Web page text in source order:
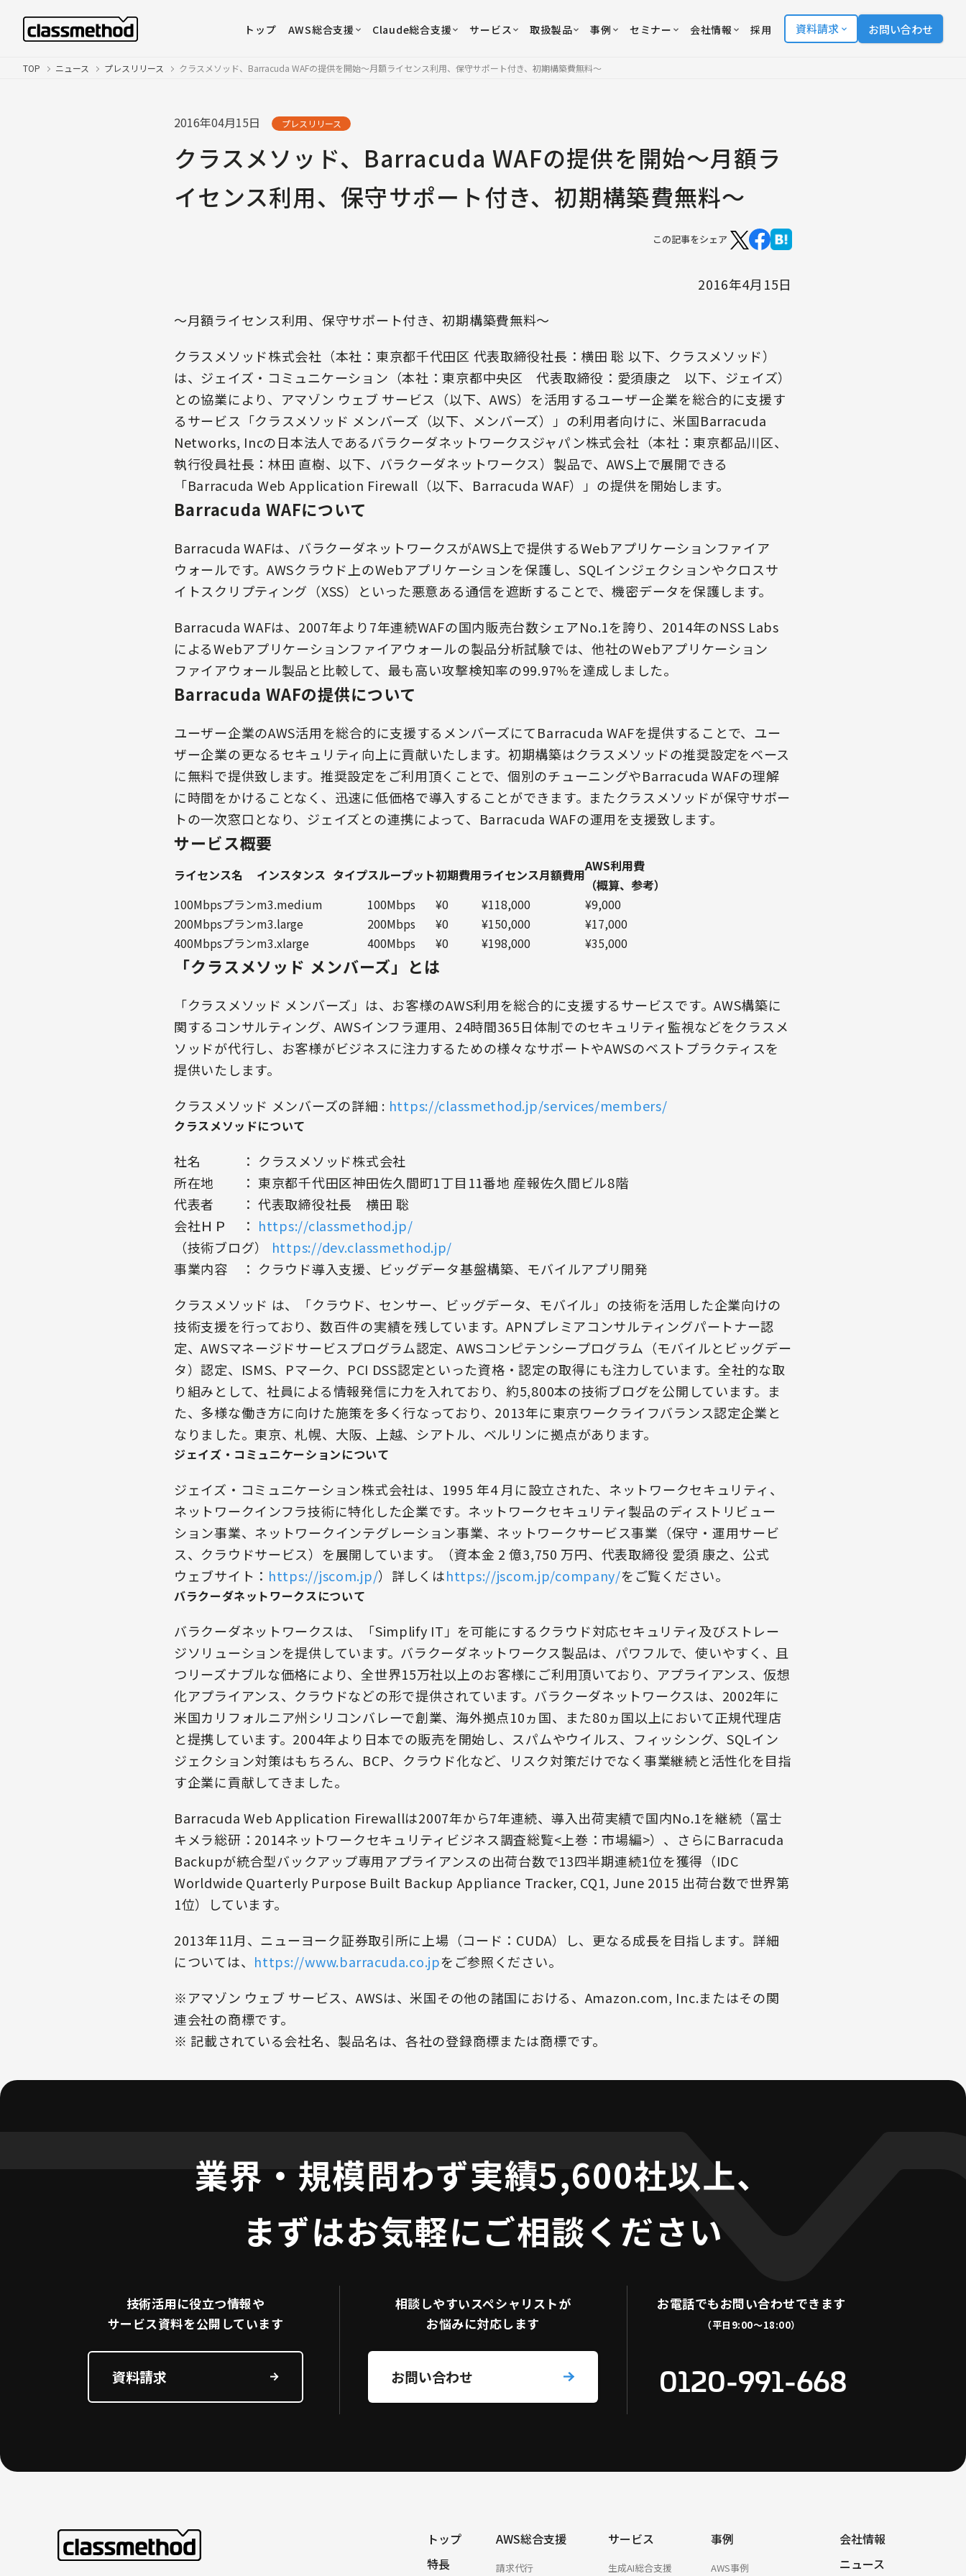
トップ AWS総合支援 Claude総合支援 サービス 取扱製品 事例 セミナー 会社情報 採用 資料請求 お問い合わせ
TOP ニュース プレスリリース クラスメソッド、Barracuda WAFの提供を開始〜月額ライセンス利用、保守サポート付き、初期構築費無料〜
2016年04月15日 プレスリリース
クラスメソッド、Barracuda WAFの提供を開始〜月額ラ
イセンス利用、保守サポート付き、初期構築費無料〜
この記事をシェア
2016年4月15日
〜月額ライセンス利用、保守サポート付き、初期構築費無料〜
クラスメソッド株式会社（本社：東京都千代田区 代表取締役社長：横田 聡 以下、クラスメソッド）
は、ジェイズ・コミュニケーション（本社：東京都中央区 代表取締役：愛須康之 以下、ジェイズ）
との協業により、アマゾン ウェブ サービス（以下、AWS）を活用するユーザー企業を総合的に支援す
るサービス「クラスメソッド メンバーズ（以下、メンバーズ）」の利用者向けに、米国Barracuda
Networks, Incの日本法人であるバラクーダネットワークスジャパン株式会社（本社：東京都品川区、
執行役員社長：林田 直樹、以下、バラクーダネットワークス）製品で、AWS上で展開できる
「Barracuda Web Application Firewall（以下、Barracuda WAF）」の提供を開始します。
Barracuda WAFについて
Barracuda WAFは、バラクーダネットワークスがAWS上で提供するWebアプリケーションファイア
ウォールです。AWSクラウド上のWebアプリケーションを保護し、SQLインジェクションやクロスサ
イトスクリプティング（XSS）といった悪意ある通信を遮断することで、機密データを保護します。
Barracuda WAFは、2007年より7年連続WAFの国内販売台数シェアNo.1を誇り、2014年のNSS Labs
によるWebアプリケーションファイアウォールの製品分析試験では、他社のWebアプリケーション
ファイアウォール製品と比較して、最も高い攻撃検知率の99.97%を達成しました。
Barracuda WAFの提供について
ユーザー企業のAWS活用を総合的に支援するメンバーズにてBarracuda WAFを提供することで、ユー
ザー企業の更なるセキュリティ向上に貢献いたします。初期構築はクラスメソッドの推奨設定をベース
に無料で提供致します。推奨設定をご利用頂くことで、個別のチューニングやBarracuda WAFの理解
に時間をかけることなく、迅速に低価格で導入することができます。またクラスメソッドが保守サポー
トの一次窓口となり、ジェイズとの連携によって、Barracuda WAFの運用を支援致します。
サービス概要
ライセンス名 インスタンス タイプスループット初期費用ライセンス月額費用
AWS利用費
（概算、参考）
100Mbpsプランm3.medium 100Mbps ¥0 ¥118,000
¥9,000
200Mbpsプランm3.large 200Mbps ¥0 ¥150,000
¥17,000
400Mbpsプランm3.xlarge 400Mbps ¥0 ¥198,000 ¥35,000
「クラスメソッド メンバーズ」とは
「クラスメソッド メンバーズ」は、お客様のAWS利用を総合的に支援するサービスです。AWS構築に
関するコンサルティング、AWSインフラ運用、24時間365日体制でのセキュリティ監視などをクラスメ
ソッドが代行し、お客様がビジネスに注力するための様々なサポートやAWSのベストプラクティスを
提供いたします。
クラスメソッド メンバーズの詳細 : https://classmethod.jp/services/members/
クラスメソッドについて
社名 ： クラスメソッド株式会社
所在地 ： 東京都千代田区神田佐久間町1丁目11番地 産報佐久間ビル8階
代表者 ： 代表取締役社長 横田 聡
会社ＨＰ ： https://classmethod.jp/
（技術ブログ） https://dev.classmethod.jp/
事業内容 ： クラウド導入支援、ビッグデータ基盤構築、モバイルアプリ開発
クラスメソッド は、「クラウド、センサー、ビッグデータ、モバイル」の技術を活用した企業向けの
技術支援を行っており、数百件の実績を残しています。APNプレミアコンサルティングパートナー認
定、AWSマネージドサービスプログラム認定、AWSコンピテンシープログラム（モバイルとビッグデー
タ）認定、ISMS、Pマーク、PCI DSS認定といった資格・認定の取得にも注力しています。全社的な取
り組みとして、社員による情報発信に力を入れており、約5,800本の技術ブログを公開しています。ま
た、多様な働き方に向けた施策を多く行なっており、2013年に東京ワークライフバランス認定企業と
なりました。東京、札幌、大阪、上越、シアトル、ベルリンに拠点があります。
ジェイズ・コミュニケーションについて
ジェイズ・コミュニケーション株式会社は、1995 年4 月に設立された、ネットワークセキュリティ、
ネットワークインフラ技術に特化した企業です。ネットワークセキュリティ製品のディストリビュー
ション事業、ネットワークインテグレーション事業、ネットワークサービス事業（保守・運用サービ
ス、クラウドサービス）を展開しています。（資本金 2 億3,750 万円、代表取締役 愛須 康之、公式
ウェブサイト： https://jscom.jp/）詳しくはhttps://jscom.jp/company/をご覧ください。
バラクーダネットワークスについて
バラクーダネットワークスは、「Simplify IT」を可能にするクラウド対応セキュリティ及びストレー
ジソリューションを提供しています。バラクーダネットワークス製品は、パワフルで、使いやすく、且
つリーズナブルな価格により、全世界15万社以上のお客様にご利用頂いており、アプライアンス、仮想
化アプライアンス、クラウドなどの形で提供されています。バラクーダネットワークスは、2002年に
米国カリフォルニア州シリコンバレーで創業、海外拠点10ヵ国、また80ヵ国以上において正規代理店
と提携しています。2004年より日本での販売を開始し、スパムやウイルス、フィッシング、SQLイン
ジェクション対策はもちろん、BCP、クラウド化など、リスク対策だけでなく事業継続と活性化を目指
す企業に貢献してきました。
Barracuda Web Application Firewallは2007年から7年連続、導入出荷実績で国内No.1を継続（冨士
キメラ総研：2014ネットワークセキュリティビジネス調査総覧<上巻：市場編>）、さらにBarracuda
Backupが統合型バックアップ専用アプライアンスの出荷台数で13四半期連続1位を獲得（IDC
Worldwide Quarterly Purpose Built Backup Appliance Tracker, CQ1, June 2015 出荷台数で世界第
1位）しています。
2013年11月、ニューヨーク証券取引所に上場（コード：CUDA）し、更なる成長を目指します。詳細
については、 https://www.barracuda.co.jpをご参照ください。
※アマゾン ウェブ サービス、AWSは、米国その他の諸国における、Amazon.com, Inc.またはその関
連会社の商標です。
※ 記載されている会社名、製品名は、各社の登録商標または商標です。
業界・規模問わず実績5,600社以上、
まずはお気軽にご相談ください
技術活用に役立つ情報や
サービス資料を公開しています
資料請求
相談しやすいスペシャリストが
お悩みに対応します
お問い合わせ
お電話でもお問い合わせできます
（平日9:00〜18:00）
0120-991-668
トップ
特長
AWS総合支援
請求代行
サービス
生成AI総合支援
事例
AWS事例
会社情報
ニュース